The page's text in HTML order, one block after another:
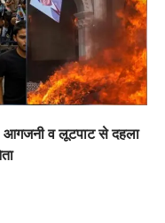
आगजनी व लूटपाट से दहला